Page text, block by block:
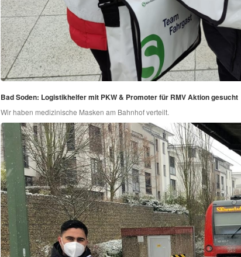
Bad Soden: Logistikhelfer mit PKW & Promoter für RMV Aktion gesucht
Wir haben medizinische Masken am Bahnhof verteilt.